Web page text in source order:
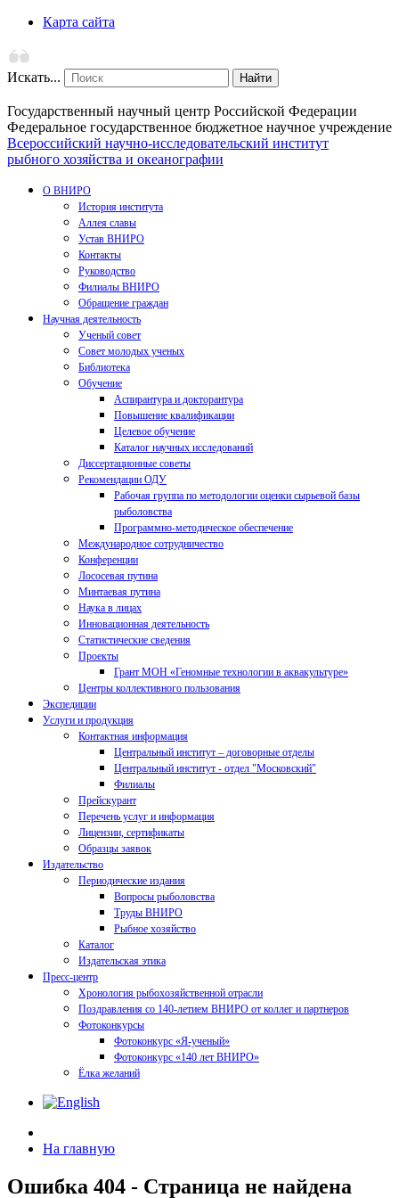
Карта сайта
Искать... Найти
Государственный научный центр Российской Федерации
Федеральное государственное бюджетное научное учреждение
Всероссийский научно-исследовательский институт
рыбного хозяйства и океанографии
О ВНИРО
История института
Аллея славы
Устав ВНИРО
Контакты
Руководство
Филиалы ВНИРО
Обращение граждан
Научная деятельность
Ученый совет
Совет молодых ученых
Библиотека
Обучение
Аспирантура и докторантура
Повышение квалификации
Целевое обучение
Каталог научных исследований
Диссертационные советы
Рекомендации ОДУ
Рабочая группа по методологии оценки сырьевой базы
рыболовства
Программно-методическое обеспечение
Международное сотрудничество
Конференции
Лососевая путина
Минтаевая путина
Наука в лицах
Инновационная деятельность
Статистические сведения
Проекты
Грант МОН «Геномные технологии в аквакультуре»
Центры коллективного пользования
Экспедиции
Услуги и продукция
Контактная информация
Центральный институт – договорные отделы
Центральный институт - отдел "Московский"
Филиалы
Прейскурант
Перечень услуг и информация
Лицензии, сертификаты
Образцы заявок
Издательство
Периодические издания
Вопросы рыболовства
Труды ВНИРО
Рыбное хозяйство
Каталог
Издательская этика
Пресс-центр
Хронология рыбохозяйственной отрасли
Поздравления со 140-летием ВНИРО от коллег и партнеров
Фотоконкурсы
Фотоконкурс «Я-ученый»
Фотоконкурс «140 лет ВНИРО»
Ёлка желаний
На главную
Ошибка 404 - Страница не найдена